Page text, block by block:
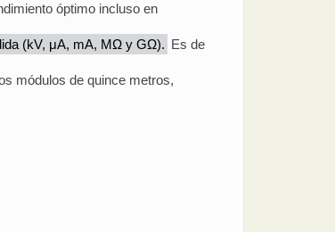
óptimo incluso en
(kV, μA, mA, MΩ y GΩ). Es de
módulos de quince metros,